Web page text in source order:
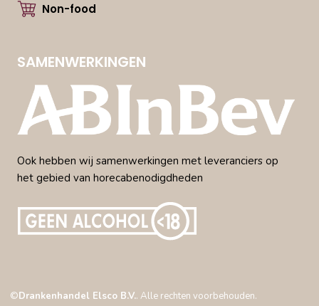
Non-food
SAMENWERKINGEN
Ook hebben wij samenwerkingen met leveranciers op
het gebied van horecabenodigdheden
©Drankenhandel Elsco B.V.. Alle rechten voorbehouden.